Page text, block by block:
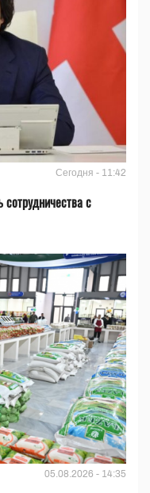
Сегодня - 11:42
с
05.08.2026 - 14:35